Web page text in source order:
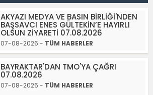
AKYAZI MEDYA VE BASIN BİRLİĞİ'NDEN
BAŞSAVCI ENES GÜLTEKİN’E HAYIRLI
OLSUN ZİYARETİ 07.08.2026
07-08-2026 - TÜM HABERLER
BAYRAKTAR'DAN TMO'YA ÇAĞRI
07.08.2026
07-08-2026 - TÜM HABERLER